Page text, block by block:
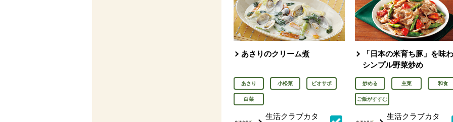
あさりのクリーム煮
あさり 小松菜 ビオサポ
白菜
生活クラブカタ
「日本の米育ち豚」を味
シンプル野菜炒め
炒める 主菜 和食
ご飯がすすむ
生活クラブカタ